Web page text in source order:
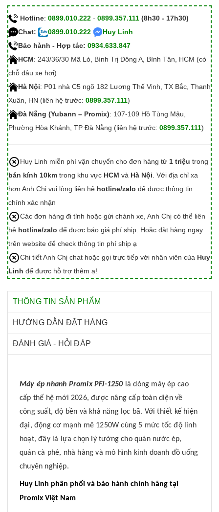
Hotline: 0899.010.222 - 0899.357.111 (8h30 - 17h30)
Chat:
0899.010.222
Huy Linh
Bảo hành - Hợp tác: 0934.633.847
HCM: 243/36/30 Mã Lò, Bình Trị Đông A, Bình Tân, HCM (có
chỗ đậu xe hơi)
Hà Nội: P01 nhà C5 ngõ 182 Lương Thế Vinh, TX Bắc, Thanh
Xuân, HN (liên hệ trước: 0899.357.111)
Đà Nẵng (Yubann – Promix): 107-109 Hồ Tùng Mậu,
Phường Hòa Khánh, TP Đà Nẵng (liên hệ trước: 0899.357.111)
Huy Linh miễn phí vận chuyển cho đơn hàng từ 1 triệu trong
bán kính 10km trong khu vực HCM và Hà Nội . Với địa chỉ xa
hơn Anh Chị vui lòng liên hệ hotline/zalo để được thông tin
chính xác nhận
Các đơn hàng đi tỉnh hoặc gửi chành xe, Anh Chị có thể liên
hệ hotline/zalo để được báo giá phí ship. Hoặc đặt hàng ngay
trên website để check thông tin phí ship ạ
Chi tiết Anh Chị chat hoặc gọi trực tiếp với nhân viên của Huy
Linh để được hỗ trợ thêm ạ!
THÔNG TIN SẢN PHẨM
HƯỚNG DẪN ĐẶT HÀNG
ĐÁNH GIÁ - HỎI ĐÁP
Máy ép nhanh Promix PFJ-1250là dòng máy ép cao
cấp thế hệ mới 2026, được nâng cấp toàn diện về
công suất, độ bền và khả năng lọc bã. Với thiết kế hiện
đại, động cơ mạnh mẽ 1250W cùng 5 mức tốc độ linh
hoạt, đây là lựa chọn lý tưởng cho quán nước ép,
quán cà phê, nhà hàng và mô hình kinh doanh đồ uống
chuyên nghiệp.
Huy Linh phân phối và bảo hành chính hãng tại
Promix Việt Nam